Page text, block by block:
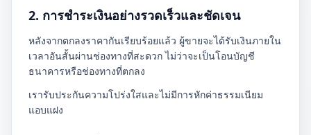
2. การชำระเงินอย่างรวดเร็วและชัดเจน
หลังจากตกลงราคากันเรียบร้อยแล้ว ผู้ขายจะได้รับเงินภายใน
เวลาอันสั้นผ่านช่องทางที่สะดวก ไม่ว่าจะเป็นโอนบัญชี
ธนาคารหรือช่องทางที่ตกลง
เรารับประกันความโปร่งใสและไม่มีการหักค่าธรรมเนียม
แอบแฝง